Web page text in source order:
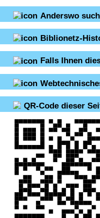
Anderswo
Biblionetz-
Falls Ihnen
QR-Code dieser